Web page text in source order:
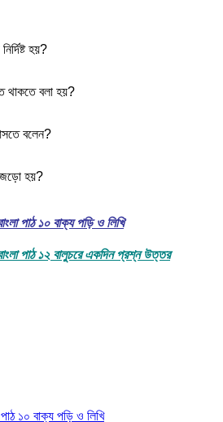
হয়?
থাকতে বলা হয়?
বলেন?
জড়ো হয়?
পাঠ ১০ বাক্য পড়ি ও লিখি
পাঠ ১২ বালুচরে একদিন প্রশ্ন উত্তর
১০ বাক্য পড়ি ও লিখি